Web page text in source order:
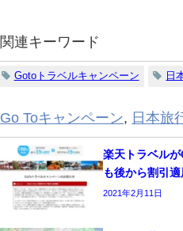
関連キーワード
Gotoトラベルキャンペーン 日
Go Toキャンペーン, 日本旅
楽天トラベル
も後から割引適
2021年2月11日